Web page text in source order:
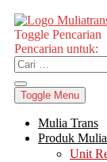
Toggle Pencarian
Pencarian untuk:
Toggle Menu
Mulia Trans
Produk
Unit